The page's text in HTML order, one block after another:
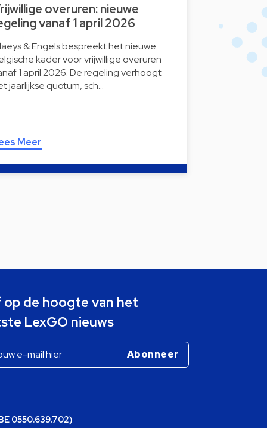
overuren: nieuwe
vanaf 1 april 2026
& Engels bespreekt het nieuwe
kader voor vrijwillige overuren
1 april 2026. De regeling verhoogt
jaarlijkse quotum, sch…
Meer
op de hoogte van het
LexGO nieuws
0550.639.702)